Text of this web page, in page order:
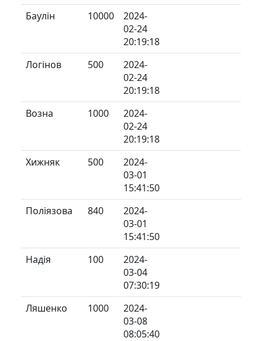
Баулін
10000
2024-
02-24
20:19:18
Логінов
500
2024-
02-24
20:19:18
Возна
1000
2024-
02-24
20:19:18
Хижняк
500
2024-
03-01
15:41:50
Поліязова
840
2024-
03-01
15:41:50
Надія
100
2024-
03-04
07:30:19
Ляшенко
1000
2024-
03-08
08:05:40